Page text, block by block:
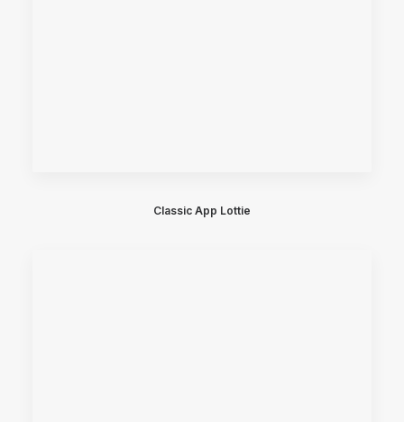
Classic App Lottie